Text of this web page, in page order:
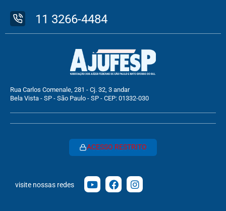
11 3266-4484
Rua Carlos Comenale, 281 - Cj. 32, 3 andar
Bela Vista - SP - São Paulo - SP - CEP: 01332-030
ACESSO RESTRITO
visite nossas redes